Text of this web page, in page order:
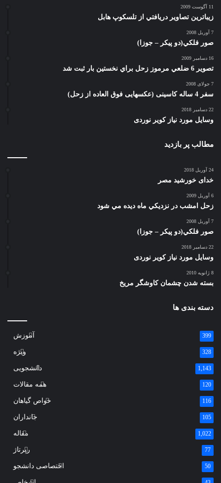
11 آگوست 2009
زيباترين تصاوير دريافتي از تلسكوپ هابل
7 آوریل 2008
صور فلكي(دو پیکر – جوزا)
16 دسامبر 2009
تصوير 6 ضلعي مرموز زحل براي نخستين بار ثبت شد
7 جولای 2008
سفر 4 ساله کاسینی (عکسهایی فوق العاده از زحل)
22 دسامبر 2018
وسایل مورد نیاز کویر نوردی
مطالب پر بازدید
24 آوریل 2018
خدای خورشید مصر
6 آوریل 2009
زحل امشب در نزديكي ماه ديده مي شود
7 آوریل 2008
صور فلكي(دو پیکر – جوزا)
22 دسامبر 2018
وسایل مورد نیاز کویر نوردی
8 ژانویه 2010
بسته شدن چشمان کاوشگر مريخ
دسته بندی ها
آموزش 399
ویژه 328
دانشجویی 1,143
همه مقالات 120
خواص گیاهان 116
جانداران 105
مقاله 1,022
رپرتاژ 77
اختصاصی دانشجو 50